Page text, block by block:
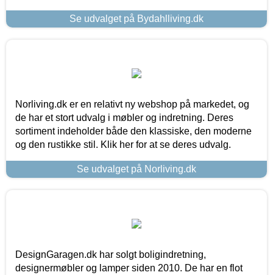
Se udvalget på Bydahlliving.dk
Norliving.dk er en relativt ny webshop på markedet, og
de har et stort udvalg i møbler og indretning. Deres
sortiment indeholder både den klassiske, den moderne
og den rustikke stil. Klik her for at se deres udvalg.
Se udvalget på Norliving.dk
DesignGaragen.dk har solgt boligindretning,
designermøbler og lamper siden 2010. De har en flot